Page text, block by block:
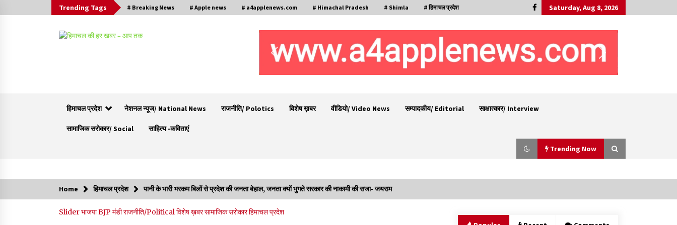
Trending Tags # Breaking News # Apple news # a4applenews.com # Himachal Pradesh # Shimla # हिमाचल प्रदेश Saturday, Aug 8, 2026
हिमाचल प्रदेश नेशनल न्यूज/ National News राजनीति/ Polotics विशेष ख़बर वीडियो/ Video News सम्पादकीय/ Editorial साक्षात्कार/ Interview
सामाजिक सरोकार/ Social साहित्य -कविताएं
Trending Now
बैरागढ़ से चंबा आ रही थी निजी बस शर्मा कोच
Home हिमाचल प्रदेश पानी के भारी भरकम बिलों से प्रदेश की जनता बेहाल, जनता क्यों भुगते सरकार की नाकामी की सजा- जयराम
Sliderभाजपा BJP मंडीराजनीति/Politicalविशेष ख़बरसामाजिक सरोकारहिमाचल प्रदेश